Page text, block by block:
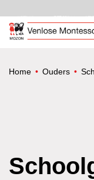
Home Ouders